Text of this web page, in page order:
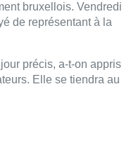
bruxellois. Vendredi
de représentant à la
précis, a-t-on appris
Elle se tiendra au